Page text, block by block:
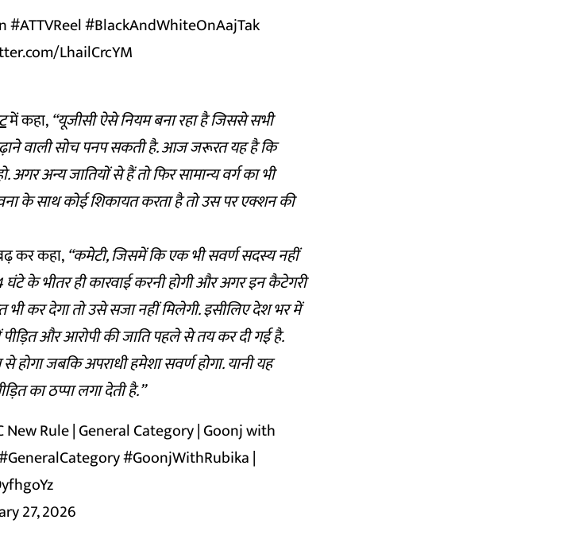
#ATTVReel#BlackAndWhiteOnAajTak
LhailCrcYM
में कहा,“यूजीसी ऐसे नियम बना रहा है जिससे सभी
वाली सोच पनप सकती है. आज जरूरत यह है कि
अन्य जातियों से हैं तो फिर सामान्य वर्ग का भी
के साथ कोई शिकायत करता है तो उस पर एक्शन की
कर कहा,“कमेटी, जिसमें कि एक भी सवर्ण सदस्य नहीं
के भीतर ही कारवाई करनी होगी और अगर इन कैटेगरी
कर देगा तो उसे सजा नहीं मिलेगी. इसीलिए देश भर में
और आरोपी की जाति पहले से तय कर दी गई है.
जबकि अपराधी हमेशा सवर्ण होगा. यानी यह
का ठप्पा लगा देती है.”
New Rule | General Category | Goonj with
#GoonjWithRubika|
27, 2026